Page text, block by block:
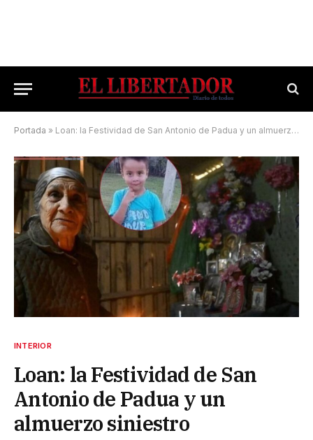
Portada » Loan: la Festividad de San Antonio de Padua y un almuerzo siniestro
INTERIOR
Loan: la Festividad de San
Antonio de Padua y un
almuerzo siniestro